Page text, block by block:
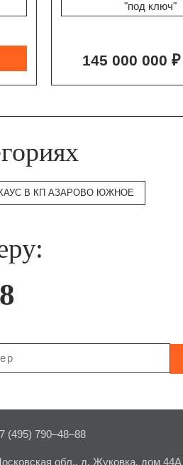
"под ключ"
145 000 000 ₽
В КП АЗАРОВО ЮЖНОЕ
(495) 790–48–88
обл., д. Жуковка, дом